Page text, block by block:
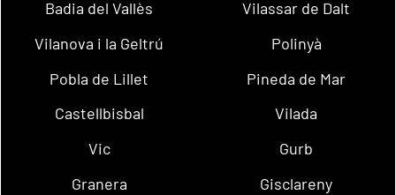
Badia del Vallès
Vilassar de Dalt
Vilanova i la Geltrú
Polinyà
Pobla de Lillet
Pineda de Mar
Castellbisbal
Vilada
Vic
Gurb
Granera
Gisclareny